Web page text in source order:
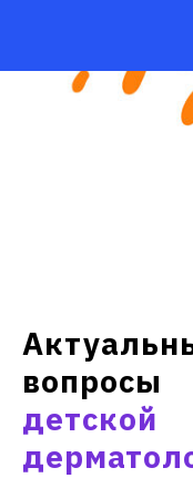
вопросы
детской